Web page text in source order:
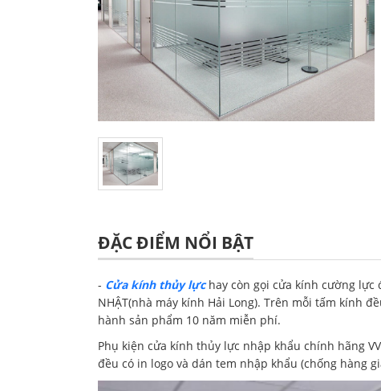
ĐẶC ĐIỂM NỔI BẬT
- Cửa kính thủy lựchay còn gọi cửa kính cường lực
NHẬT(nhà máy kính Hải Long). Trên mỗi tấm kính
hành sản phẩm 10 năm miễn phí.
Phụ kiện cửa kính thủy lực nhập khẩu chính hãng
đều có in logo và dán tem nhập khẩu (chống hàng